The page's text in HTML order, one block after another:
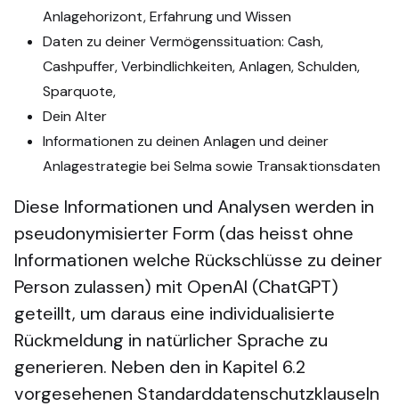
Anlagehorizont, Erfahrung und Wissen
Daten zu deiner Vermögenssituation: Cash,
Cashpuffer, Verbindlichkeiten, Anlagen, Schulden,
Sparquote,
Dein Alter
Informationen zu deinen Anlagen und deiner
Anlagestrategie bei Selma sowie Transaktionsdaten
Diese Informationen und Analysen werden in
pseudonymisierter Form (das heisst ohne
Informationen welche Rückschlüsse zu deiner
Person zulassen) mit OpenAI (ChatGPT)
geteillt, um daraus eine individualisierte
Rückmeldung in natürlicher Sprache zu
generieren. Neben den in Kapitel 6.2
vorgesehenen Standarddatenschutzklauseln